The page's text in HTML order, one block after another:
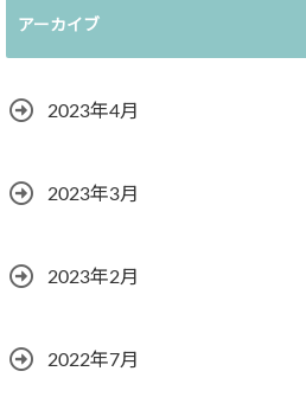
アーカイブ
2023年4月
2023年3月
2023年2月
2022年7月